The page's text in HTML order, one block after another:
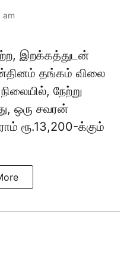
am
இறக்கத்துடன்
தங்கம் விலை
நேற்று
ஒரு சவரன்
ரூ.13,200-க்கும்